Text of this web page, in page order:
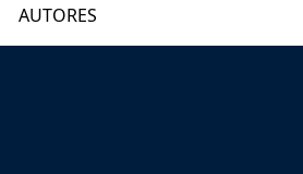
AUTORES